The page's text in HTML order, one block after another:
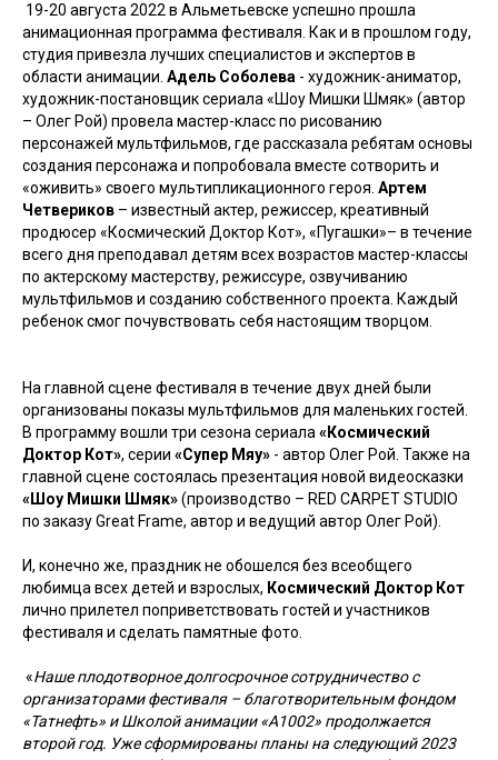
19-20 августа 2022 в Альметьевске успешно прошла
анимационная программа фестиваля. Как и в прошлом году,
студия привезла лучших специалистов и экспертов в
области анимации. Адель Соболева - художник-аниматор,
художник-постановщик сериала «Шоу Мишки Шмяк» (автор
– Олег Рой) провела мастер-класс по рисованию
персонажей мультфильмов, где рассказала ребятам основы
создания персонажа и попробовала вместе сотворить и
«оживить» своего мультипликационного героя. Артем
Четвериков – известный актер, режиссер, креативный
продюсер «Космический Доктор Кот», «Пугашки»– в течение
всего дня преподавал детям всех возрастов мастер-классы
по актерскому мастерству, режиссуре, озвучиванию
мультфильмов и созданию собственного проекта. Каждый
ребенок смог почувствовать себя настоящим творцом.
На главной сцене фестиваля в течение двух дней были
организованы показы мультфильмов для маленьких гостей.
В программу вошли три сезона сериала «Космический
Доктор Кот», серии «Супер Мяу» - автор Олег Рой. Также на
главной сцене состоялась презентация новой видеосказки
«Шоу Мишки Шмяк»(производство – RED CARPET STUDIO
по заказу Great Frame, автор и ведущий автор Олег Рой).
И, конечно же, праздник не обошелся без всеобщего
любимца всех детей и взрослых, Космический Доктор Кот
лично прилетел поприветствовать гостей и участников
фестиваля и сделать памятные фото.
«Наше плодотворное долгосрочное сотрудничество с
организаторами фестиваля – благотворительным фондом
«Татнефть» и Школой анимации «А1002» продолжается
второй год. Уже сформированы планы на следующий 2023